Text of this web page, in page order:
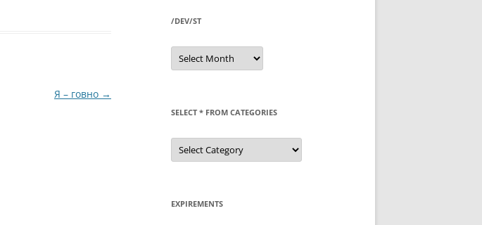
Я – говно →
/DEV/ST
/dev/st
SELECT * FROM CATEGORIES
SELECT
FROM
EXPIREMENTS